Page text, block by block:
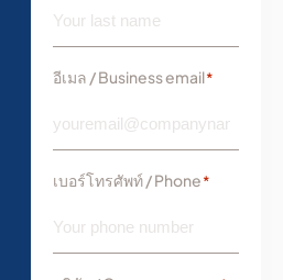
อีเมล / Business email*
เบอร์โทรศัพท์ / Phone*